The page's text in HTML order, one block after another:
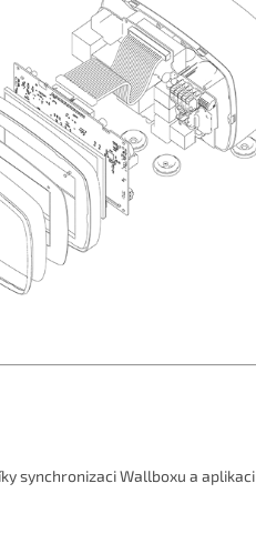
synchronizaci Wallboxu a